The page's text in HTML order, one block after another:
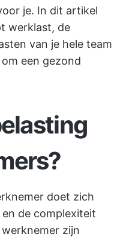
je. In dit artikel
werklast, de
van je hele team
een gezond
doet zich
de complexiteit
zijn